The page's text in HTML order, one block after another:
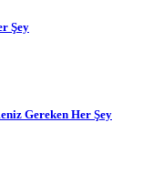
Şey
Gereken Her Şey